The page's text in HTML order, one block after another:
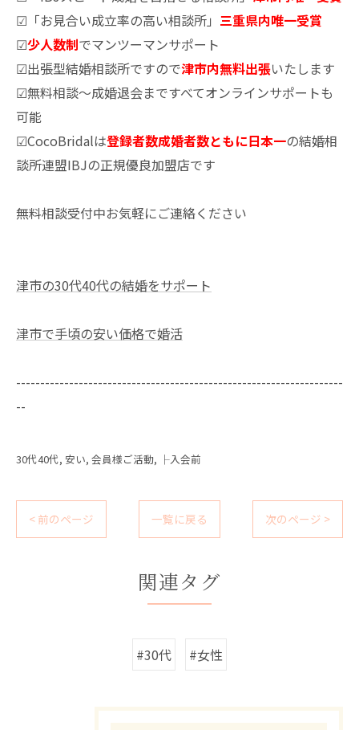
☑「お見合い成立率の高い相談所」 三重県内唯一受賞
☑少人数制でマンツーマンサポート
☑出張型結婚相談所ですので津市内無料出張いたします
☑無料相談～成婚退会まですべてオンラインサポートも
可能
☑CocoBridalは登録者数成婚者数ともに日本一の結婚相
談所連盟IBJの正規優良加盟店です
無料相談受付中お気軽にご連絡ください
津市の30代40代の結婚をサポート
津市で手頃の安い価格で婚活
--------------------------------------------------------------------
--
30代40代 安い 会員様ご活動 ├入会前
< 前のページ 一覧に戻る 次のページ >
関連タグ
#30代 #女性